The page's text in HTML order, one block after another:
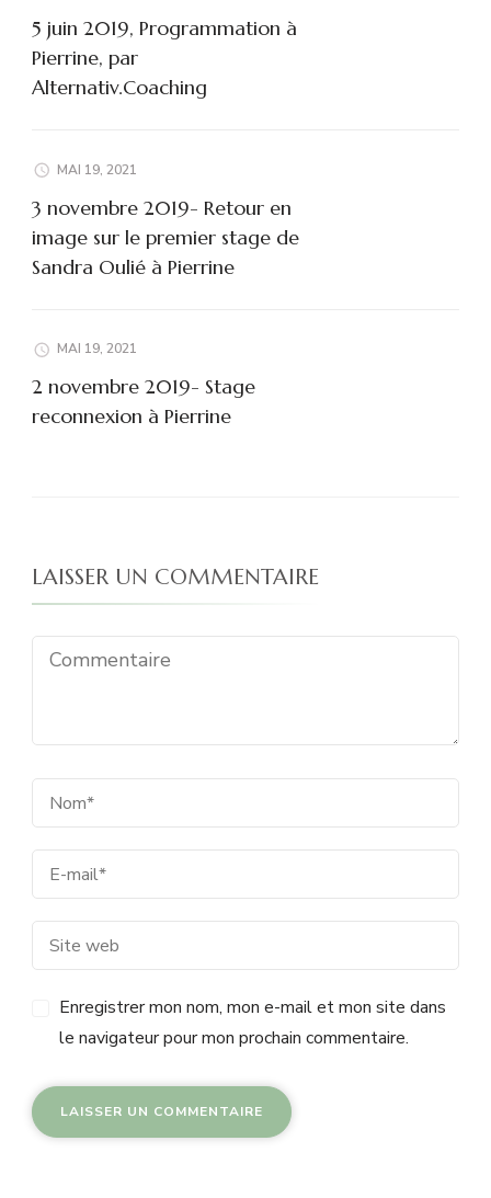
5 juin 2019, Programmation à
Pierrine, par
Alternativ.Coaching
MAI 19, 2021
3 novembre 2019- Retour en
image sur le premier stage de
Sandra Oulié à Pierrine
MAI 19, 2021
2 novembre 2019- Stage
reconnexion à Pierrine
LAISSER UN COMMENTAIRE
Enregistrer mon nom, mon e-mail et mon site dans
le navigateur pour mon prochain commentaire.